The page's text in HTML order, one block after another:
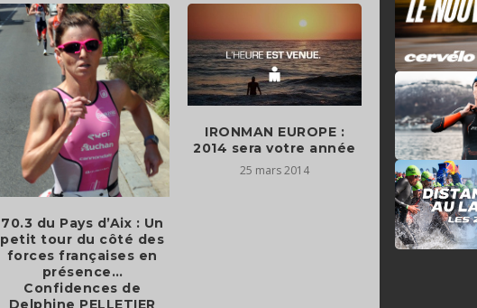
70.3 du Pays d’Aix : Un
petit tour du côté des
forces françaises en
présence…
Confidences de
Delphine PELLETIER
IRONMAN EUROPE :
2014 sera votre année
25 mars 2014